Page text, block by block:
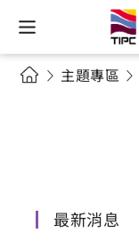
主題專區
最新消息